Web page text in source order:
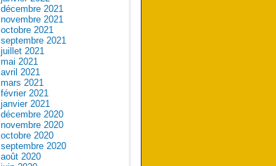
décembre 2021
novembre 2021
octobre 2021
septembre 2021
juillet 2021
mai 2021
avril 2021
mars 2021
février 2021
janvier 2021
décembre 2020
novembre 2020
octobre 2020
septembre 2020
août 2020